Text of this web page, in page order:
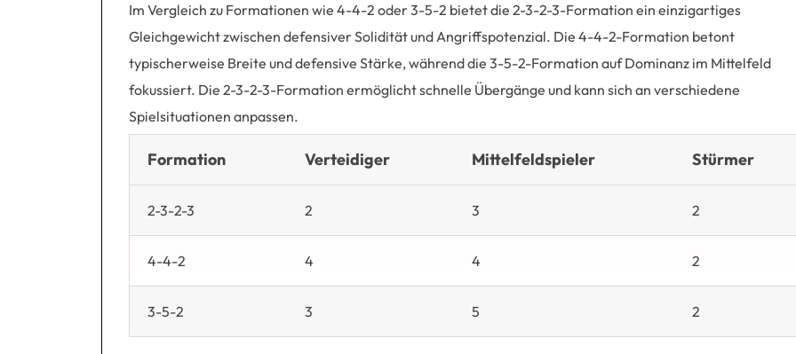
Im Vergleich zu Formationen wie 4-4-2 oder 3-5-2 bietet die 2-3-2-3-Formation ein einzigartiges
Gleichgewicht zwischen defensiver Solidität und Angriffspotenzial. Die 4-4-2-Formation betont
typischerweise Breite und defensive Stärke, während die 3-5-2-Formation auf Dominanz im Mittelfeld
fokussiert. Die 2-3-2-3-Formation ermöglicht schnelle Übergänge und kann sich an verschiedene
Spielsituationen anpassen.
Formation Verteidiger Mittelfeldspieler Stürmer
2-3-2-3 2 3 2
4-4-2 4 4 2
3-5-2 3 5 2